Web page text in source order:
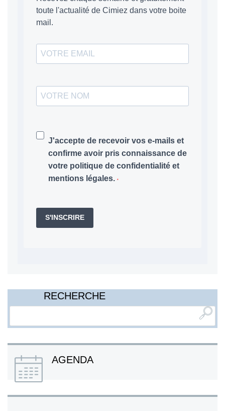
toute l'actualité de Cimiez dans votre boite
mail.
J'accepte de recevoir vos e-mails et
confirme avoir pris connaissance de
votre politique de confidentialité et
mentions légales.
S'INSCRIRE
RECHERCHE
AGENDA